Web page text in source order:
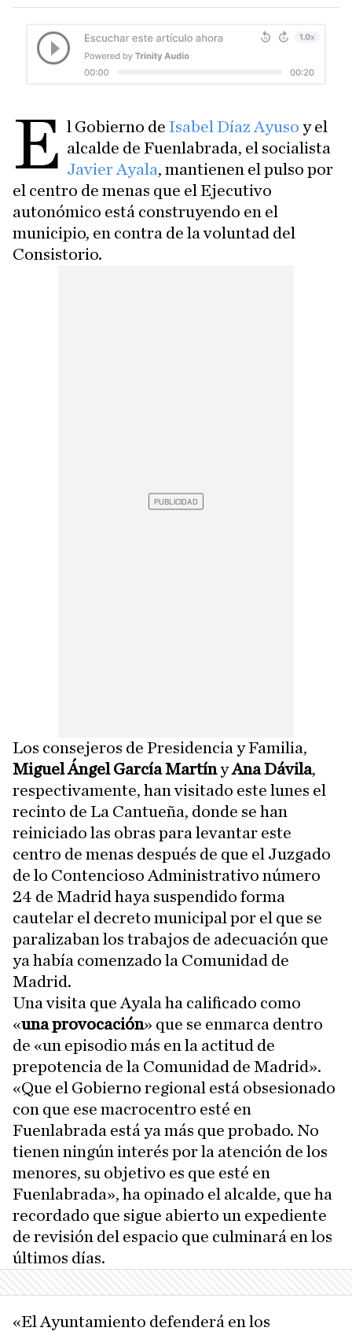
E l Gobierno deIsabel Díaz Ayuso y el
alcalde de Fuenlabrada, el socialista
Javier Ayala, mantienen el pulso por
el centro de menas que el Ejecutivo
autonómico está construyendo en el
municipio, en contra de la voluntad del
Consistorio.
Los consejeros de Presidencia y Familia,
Miguel Ángel García MartínyAna Dávila,
respectivamente, han visitado este lunes el
recinto de La Cantueña, donde se han
reiniciado las obras para levantar este
centro de menas después de que el Juzgado
de lo Contencioso Administrativo número
24 de Madrid haya suspendido forma
cautelar el decreto municipal por el que se
paralizaban los trabajos de adecuación que
ya había comenzado la Comunidad de
Madrid.
Una visita que Ayala ha calificado como
«una provocación» que se enmarca dentro
de «un episodio más en la actitud de
prepotencia de la Comunidad de Madrid».
«Que el Gobierno regional está obsesionado
con que ese macrocentro esté en
Fuenlabrada está ya más que probado. No
tienen ningún interés por la atención de los
menores, su objetivo es que esté en
Fuenlabrada», ha opinado el alcalde, que ha
recordado que sigue abierto un expediente
de revisión del espacio que culminará en los
últimos días.
«El Ayuntamiento defenderá en los